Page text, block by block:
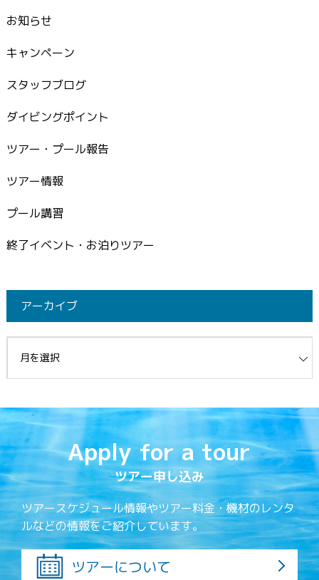
お知らせ
キャンペーン
スタッフブログ
ダイビングポイント
ツアー・プール報告
ツアー情報
プール講習
終了イベント・お泊りツアー
アーカイブ
Apply for a tour
ツアー申し込み
ツアースケジュール情報やツアー料金・機材のレンタ
ルなどの情報をご紹介しています。
ツアーについて